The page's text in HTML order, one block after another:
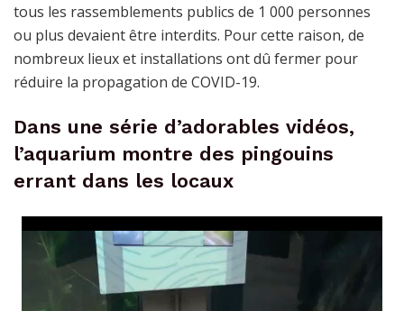
tous les rassemblements publics de 1 000 personnes
ou plus devaient être interdits. Pour cette raison, de
nombreux lieux et installations ont dû fermer pour
réduire la propagation de COVID-19.
Dans une série d’adorables vidéos,
l’aquarium montre des pingouins
errant dans les locaux